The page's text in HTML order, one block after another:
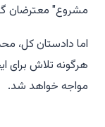
مشروع" معترضان
اما دادستان کل،
هرگونه تلاش برای
مواجه خواهد شد.